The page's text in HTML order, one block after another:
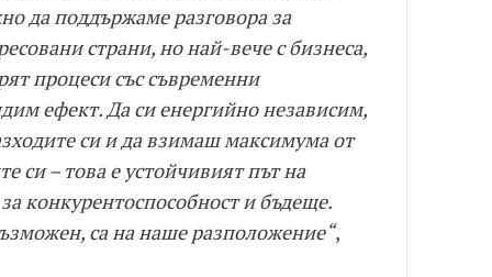
да поддържаме разговора за
страни, но най-вече с бизнеса,
процеси със съвременни
ефект. Да си енергийно независим,
си и да взимаш максимума от
си – това е устойчивият път на
конкурентоспособност и бъдеще.
са на наше разположение“,